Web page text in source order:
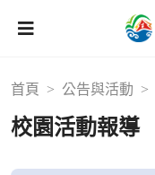
首頁 公告與活動
校園活動報導